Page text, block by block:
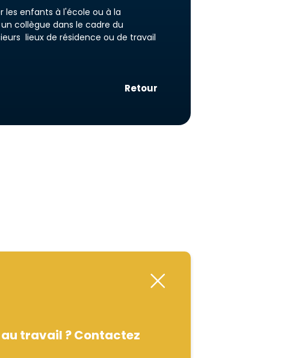
les enfants à l'école ou à la
collègue dans le cadre du
lieux de résidence ou de travail
Retour
travail ? Contactez